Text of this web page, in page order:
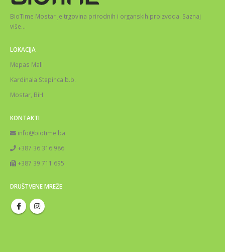
BioTime Mostar je trgovina prirodnih i organskih proizvoda. Saznaj
više…
LOKACIJA
Mepas Mall
Kardinala Stepinca b.b.
Mostar, BiH
KONTAKTI
info@biotime.ba
+387 36 316 986
+387 39 711 695
DRUŠTVENE MREŽE